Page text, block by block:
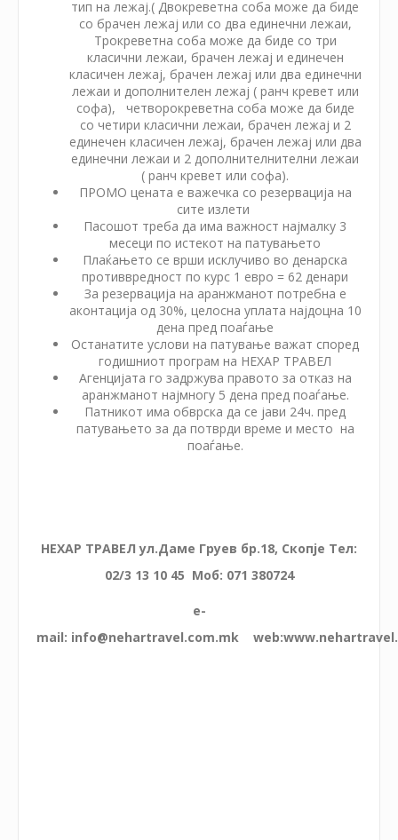
тип на лежај.( Двокреветна соба може да биде
со брачен лежај или со два единечни лежаи,
Трокреветна соба може да биде со три
класични лежаи, брачен лежај и единечен
класичен лежај, брачен лежај или два единечни
лежаи и дополнителен лежај ( ранч кревет или
софа), четворокреветна соба може да биде
со четири класични лежаи, брачен лежај и 2
единечен класичен лежај, брачен лежај или два
единечни лежаи и 2 дополнителнителни лежаи
( ранч кревет или софа).
ПРОМО цената е важечка со резервација на
сите излети
Пасошот треба да има важност најмалку 3
месеци по истекот на патувањето
Плаќањето се врши исклучиво во денарска
противвредност по курс 1 евро = 62 денари
За резервација на аранжманот потребна е
аконтација од 30%, целосна уплата најдоцна 10
дена пред поаѓање
Останатите услови на патување важат според
годишниот програм на НЕХАР ТРАВЕЛ
Агенцијата го задржува правото за отказ на
аранжманот најмногу 5 дена пред поаѓање.
Патникот има обврска да се јави 24ч. пред
патувањето за да потврди време и место на
поаѓање.
НЕХАР ТРАВЕЛ ул.Даме Груев бр.18, Скопје Teл:
02/3 13 10 45 Моб: 071 380724
e-
mail: info@nehartravel.com.mk